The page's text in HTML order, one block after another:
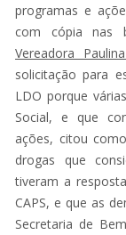
programas e
com cópia nas
Vereadora
solicitação para
LDO porque
Social, e que
ações, citou
drogas que
tiveram a
CAPS, e que as
Secretaria de